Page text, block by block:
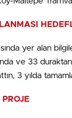
yer alan
ve 33 duraktan
3 yılda